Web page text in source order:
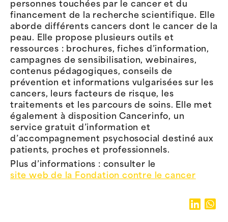
personnes touchées par le cancer et du
financement de la recherche scientifique. Elle
aborde différents cancers dont le cancer de la
peau. Elle propose plusieurs outils et
ressources : brochures, fiches d’information,
campagnes de sensibilisation, webinaires,
contenus pédagogiques, conseils de
prévention et informations vulgarisées sur les
cancers, leurs facteurs de risque, les
traitements et les parcours de soins. Elle met
également à disposition Cancerinfo, un
service gratuit d’information et
d’accompagnement psychosocial destiné aux
patients, proches et professionnels.
Plus d’informations : consulter le
site web de la Fondation contre le cancer